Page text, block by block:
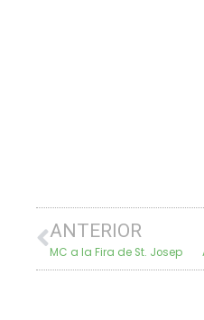
ANTERIOR
MC a la Fira de St. Josep